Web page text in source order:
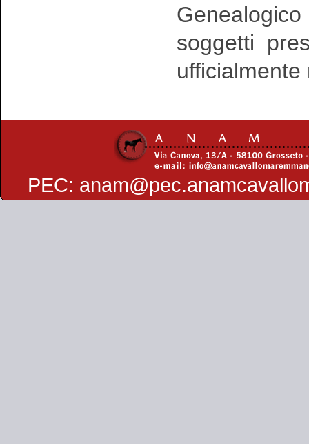
soggetti
PEC: